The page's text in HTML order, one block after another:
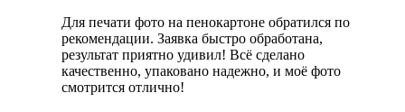
Для печати фото на пенокартоне обратился по
рекомендации. Заявка быстро обработана,
результат приятно удивил! Всё сделано
качественно, упаковано надежно, и моё фото
смотрится отлично!